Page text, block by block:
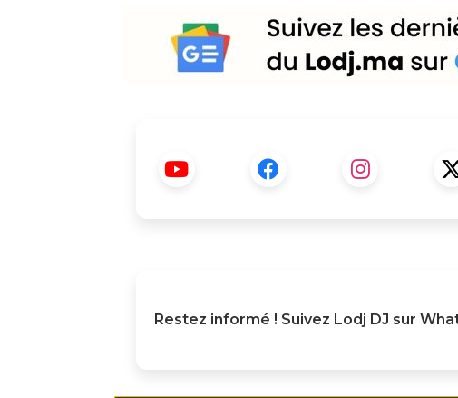
Restez informé ! Suivez Lodj DJ sur